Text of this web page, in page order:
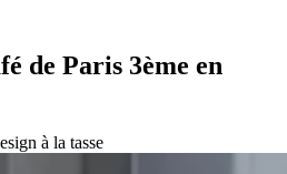
de Paris 3ème en
à la tasse